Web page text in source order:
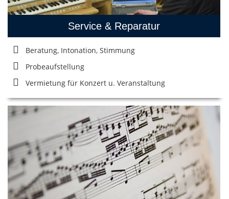
Service & Reparatur
Beratung, Intonation, Stimmung
Probeaufstellung
Vermietung für Konzert u. Veranstaltung